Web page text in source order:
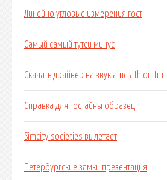
Линейно угловые измерения гост
Самый самый тутси минус
Скачать драйвер на звук amd athlon tm
Справка для гостайны образец
Simcity societies вылетает
Петербургские замки презентация